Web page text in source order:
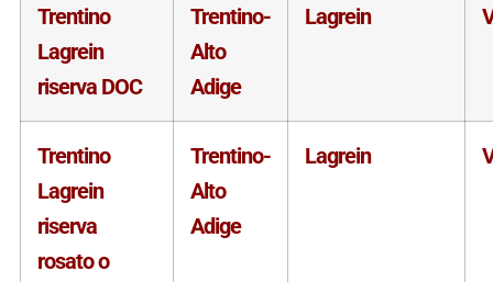
Trentino
Lagrein
riserva DOC
Trentino-
Alto
Adige
Lagrein
Trentino
Lagrein
riserva
rosato o
Trentino-
Alto
Adige
Lagrein